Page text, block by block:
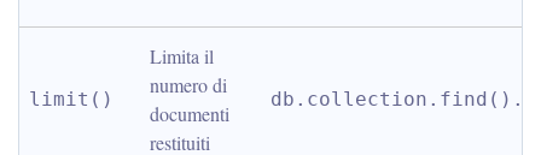
limit()
Limita il
numero di
documenti
restituiti